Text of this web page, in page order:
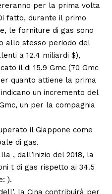
per la prima volta
fatto, durante il primo
le forniture di gas sono
allo stesso periodo del
a 12.4 miliardi $),
il di 15.9 Gmc (70 Gmc
quanto attiene la prima
un incremento del
un per la compagnia
il Giappone come
di gas.
, dall’inizio del 2018, la
t di gas rispetto ai 34.5
).
la Cina contribuirà per